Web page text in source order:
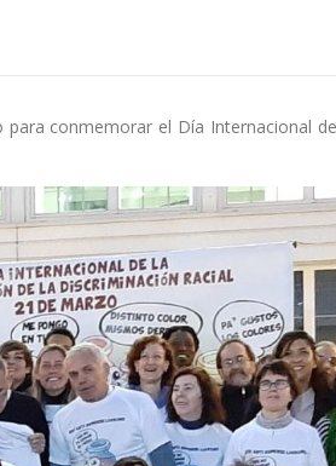
conmemorar el Día Internacional